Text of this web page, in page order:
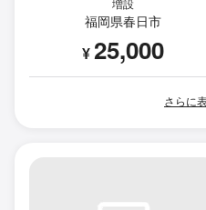
福岡県春日市
¥25,000
さらに